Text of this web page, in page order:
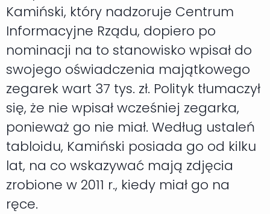
Kamiński, który nadzoruje Centrum
Informacyjne Rządu, dopiero po
nominacji na to stanowisko wpisał do
swojego oświadczenia majątkowego
zegarek wart 37 tys. zł. Polityk tłumaczył
się, że nie wpisał wcześniej zegarka,
ponieważ go nie miał. Według ustaleń
tabloidu, Kamiński posiada go od kilku
lat, na co wskazywać mają zdjęcia
zrobione w 2011 r., kiedy miał go na
ręce.